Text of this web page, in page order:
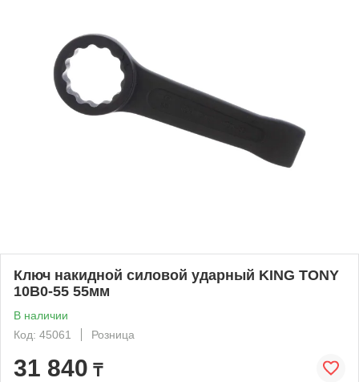
Ключ накидной силовой ударный KING TONY
10B0-55 55мм
В наличии
Код: 45061
Розница
31 840 ₸